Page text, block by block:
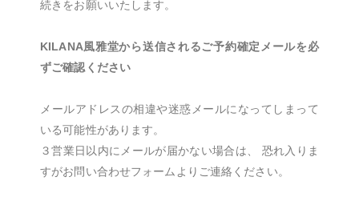
続きをお願いいたします。
KILANA風雅堂から送信されるご予約確定メールを必
ずご確認ください
メールアドレスの相違や迷惑メールになってしまって
いる可能性があります。
３営業日以内にメールが届かない場合は、 恐れ入りま
すがお問い合わせフォームよりご連絡ください。